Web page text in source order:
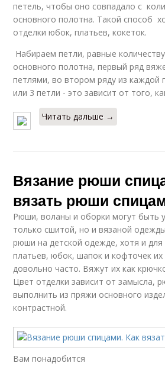
петель, чтобы оно совпадало с
основного полотна. Такой способ
отделки юбок, платьев, кокеток.
Набираем петли, равные
основного полотна, первый ряд
петлями, во втором ряду из каждой
или 3 петли - это зависит от того,
Читать дальше →
Вязание рюши
вязать рюши
Рюши, воланы и оборки могут быть
только сшитой, но и вязаной
рюши на детской одежде, хотя и для
платьев, юбок, шапок и кофточек
довольно часто. Вяжут их как
Цвет отделки зависит от замысла,
выполнить из пряжи основного
контрастной.
Вам понадобится